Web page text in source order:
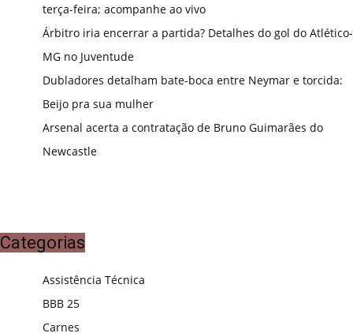
terça-feira; acompanhe ao vivo
Árbitro iria encerrar a partida? Detalhes do gol do Atlético-
MG no Juventude
Dubladores detalham bate-boca entre Neymar e torcida:
Beijo pra sua mulher
Arsenal acerta a contratação de Bruno Guimarães do
Newcastle
Categorias
Assistência Técnica
BBB 25
Carnes